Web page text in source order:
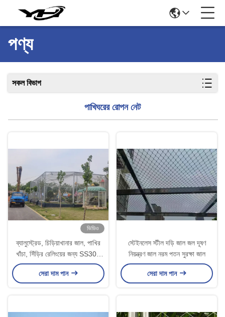
পণ্য
সকল বিভাগ
পাখিঘরের রোপন নেট
ভিডিও
ব্যালুস্ট্রেড, চিড়িয়াখানার জাল, পাখির
খাঁচা, সিঁড়ির রেলিংয়ের জন্য SS304
তারের দড়ি জাল
সেরা দাম পান
স্টেইনলেস স্টীল দড়ি জাল জল দূষণ
নিয়ন্ত্রণ জাল নরম পতন সুরক্ষা জাল
সেরা দাম পান